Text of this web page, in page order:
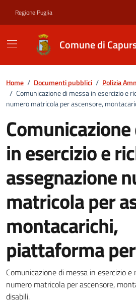
Regione Puglia
Comune di
Home / Documenti pubblici / Polizia
/ Comunicazione di messa in esercizio e
numero matricola per ascensore,
in esercizio e
assegnazione
matricola per
montacarichi,
piattaforma
Dettagli del
Comunicazione di messa in esercizio
numero matricola per ascensore,
disabili.